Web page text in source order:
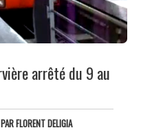
arrêté du 9 au
PARFLORENT DELIGIA